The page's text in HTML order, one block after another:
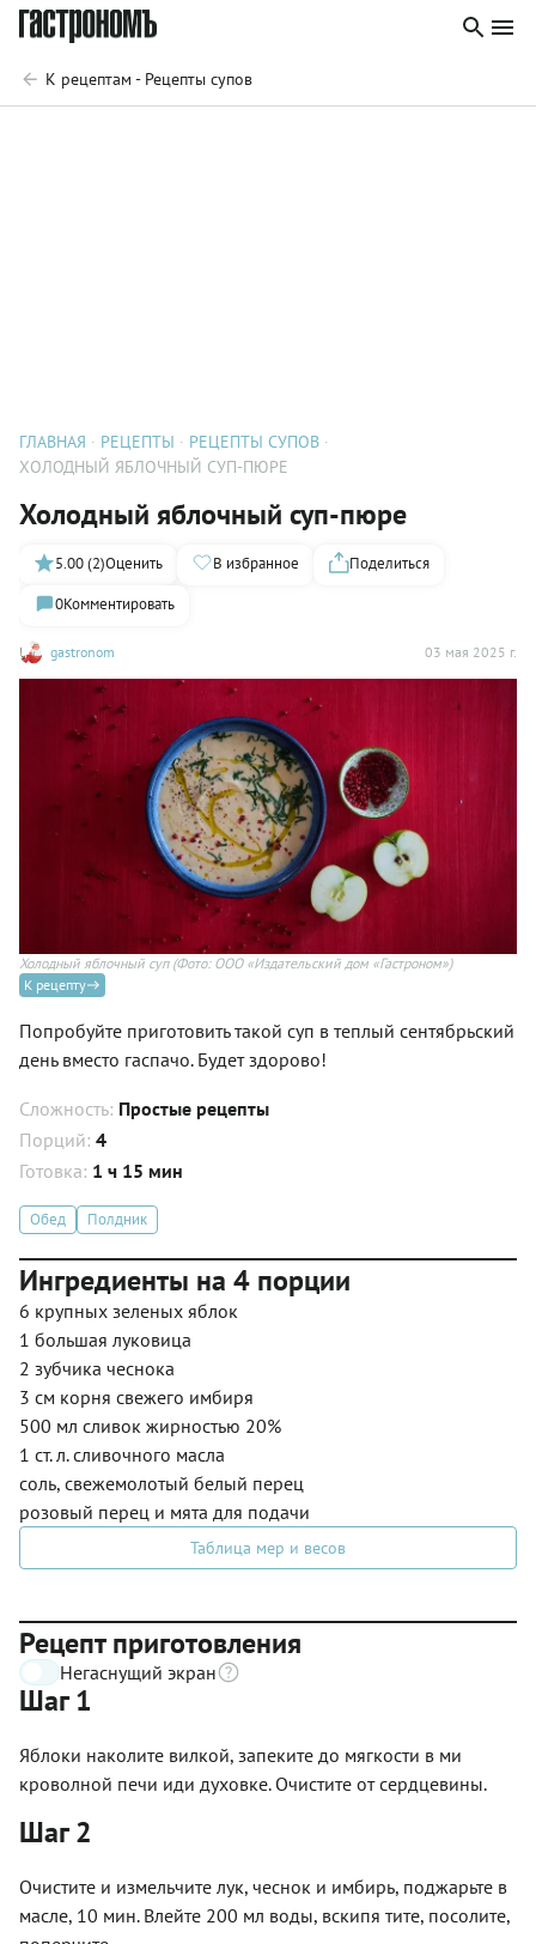
К рецептам - Рецепты супов
ГЛАВНАЯ РЕЦЕПТЫ
РЕЦЕПТЫ СУПОВ
ХОЛОДНЫЙ ЯБЛОЧНЫЙ СУП-ПЮРЕ
Холодный яблочный суп-пюре
gastronom 03 мая 2025 г.
5.00 (2)Оценить В избранное
Поделиться
0Комментировать
Холодный яблочный суп(Фото: ООО «Издательский дом «Гастроном»)
К рецепту
Попробуйте приготовить такой суп в теплый сентябрьский
день вместо гаспачо. Будет здорово!
Сложность: Простые рецепты
Порций: 4
Готовка: 1 ч 15 мин
Обед Полдник
Ингредиенты на 4 порции
6 крупных зеленых яблок
1 большая луковица
2 зубчика чеснока
3 см корня свежего имбиря
500 мл сливок жирностью 20%
1 ст. л. сливочного масла
соль, свежемолотый белый перец
розовый перец и мята для подачи
Таблица мер и весов
Рецепт приготовления
Негаснущий экран
Шаг 1
Яблоки наколите вилкой, запеките до мягкости в ми
кроволной печи иди духовке. Очистите от сердцевины.
Шаг 2
Очистите и измельчите лук, чеснок и имбирь, поджарьте в
масле, 10 мин. Влейте 200 мл воды, вскипя тите, посолите,